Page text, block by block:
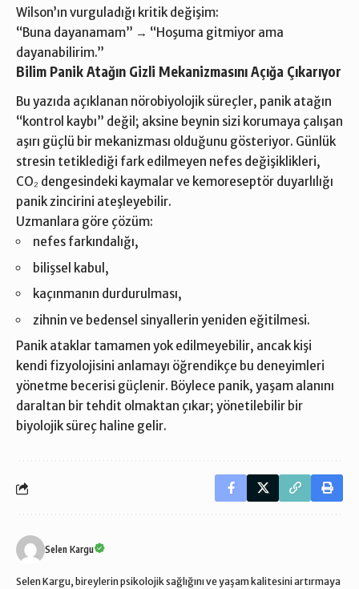
Wilson’ın vurguladığı kritik değişim:
“Buna dayanamam” → “Hoşuma gitmiyor ama
dayanabilirim.”
Bilim Panik Atağın Gizli Mekanizmasını Açığa Çıkarıyor
Bu yazıda açıklanan nörobiyolojik süreçler, panik atağın
“kontrol kaybı” değil; aksine beynin sizi korumaya çalışan
aşırı güçlü bir mekanizması olduğunu gösteriyor. Günlük
stresin tetiklediği fark edilmeyen nefes değişiklikleri,
CO₂ dengesindeki kaymalar ve kemoreseptör duyarlılığı
panik zincirini ateşleyebilir.
Uzmanlara göre çözüm:
nefes farkındalığı,
bilişsel kabul,
kaçınmanın durdurulması,
zihnin ve bedensel sinyallerin yeniden eğitilmesi.
Panik ataklar tamamen yok edilmeyebilir, ancak kişi
kendi fizyolojisini anlamayı öğrendikçe bu deneyimleri
yönetme becerisi güçlenir. Böylece panik, yaşam alanını
daraltan bir tehdit olmaktan çıkar; yönetilebilir bir
biyolojik süreç haline gelir.
Selen Kargu
Selen Kargu, bireylerin psikolojik sağlığını ve yaşam kalitesini artırmaya